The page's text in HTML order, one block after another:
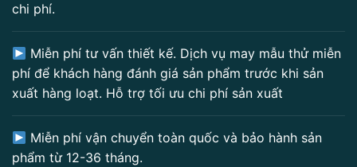
chi phí.
Miễn phí tư vấn thiết kế. Dịch vụ may mẫu thử miễn
phí để khách hàng đánh giá sản phẩm trước khi sản
xuất hàng loạt. Hỗ trợ tối ưu chi phí sản xuất
Miễn phí vận chuyển toàn quốc và bảo hành sản
phẩm từ 12-36 tháng.